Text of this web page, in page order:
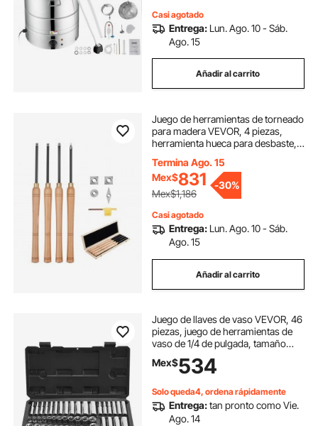
Casi agotado
Entrega: Lun. Ago. 10 - Sáb.
Ago. 15
Añadir al carrito
Juego de herramientas de torneado
para madera VEVOR, 4 piezas,
herramienta hueca para desbaste,
madera, insertos de carburo
redondos y cuadrados de
diamante, caja de madera, para
principiantes, aficionados y
profesionales.
Termina Ago. 15
Mex$831
Mex$1,186
-30%
Casi agotado
Entrega: Lun. Ago. 10 - Sáb.
Ago. 15
Añadir al carrito
Juego de llaves de vaso VEVOR, 46
piezas, juego de herramientas de
vaso de 1/4 de pulgada, tamaño
SAE y métrico, profundo y
estándar, kit de herramientas para
almacenamiento, acero aleado CR-
V cromado, para reparación de
automóviles.
Mex$534
Solo queda4, ordena rápidamente
Entrega:tan pronto como Vie.
Ago. 14